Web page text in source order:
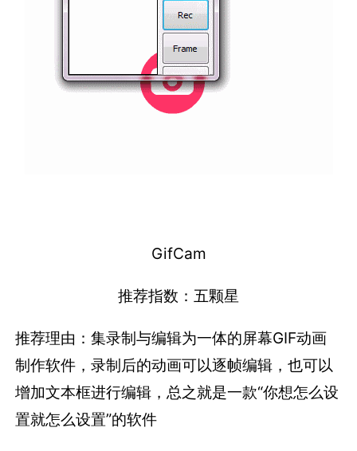
GifCam
推荐指数：五颗星
推荐理由：集录制与编辑为一体的屏幕GIF动画
制作软件，录制后的动画可以逐帧编辑，也可以
增加文本框进行编辑，总之就是一款“你想怎么设
置就怎么设置”的软件